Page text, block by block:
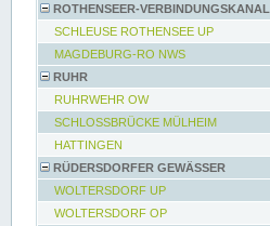
ROTHENSEER-VERBINDUNGSKANAL
SCHLEUSE ROTHENSEE UP
MAGDEBURG-RO NWS
RUHR
RUHRWEHR OW
SCHLOSSBRÜCKE MÜLHEIM
HATTINGEN
RÜDERSDORFER GEWÄSSER
WOLTERSDORF UP
WOLTERSDORF OP